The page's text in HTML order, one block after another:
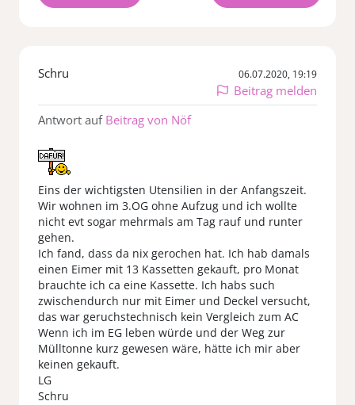
Schru 06.07.2020, 19:19
Beitrag melden
Antwort auf Beitrag von Nöf
Eins der wichtigsten Utensilien in der Anfangszeit.
Wir wohnen im 3.OG ohne Aufzug und ich wollte
nicht evt sogar mehrmals am Tag rauf und runter
gehen.
Ich fand, dass da nix gerochen hat. Ich hab damals
einen Eimer mit 13 Kassetten gekauft, pro Monat
brauchte ich ca eine Kassette. Ich habs such
zwischendurch nur mit Eimer und Deckel versucht,
das war geruchstechnisch kein Vergleich zum AC
Wenn ich im EG leben würde und der Weg zur
Mülltonne kurz gewesen wäre, hätte ich mir aber
keinen gekauft.
LG
Schru